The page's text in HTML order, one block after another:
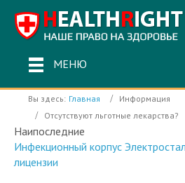
МЕНЮ
Вы здесь: Главная
Информация
Отсутствуют льготные лекарства?
Наипоследние
Инфекционный корпус
лицензии